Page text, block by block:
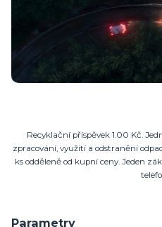
Recyklační příspěvek 1.00 Kč.
zpracování, využití a odstranění
ks odděleně od kupní ceny. Jeden
Parametry